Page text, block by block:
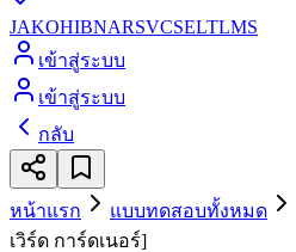
JAKOHIBNARSVCSELTLMS
เข้าสู่ระบบ
เข้าสู่ระบบ
กลับ
หน้าแรก แบบทดสอบทั้งหมด
เวิร์ด การ์ดเนอร์]